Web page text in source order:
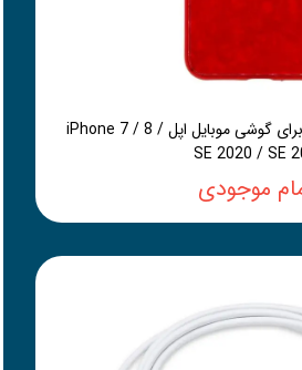
کاور مدل صدفی مناسب برای گوشی موبایل اپل iPhone 7 / 8 /
SE 2020 / SE
موجودی